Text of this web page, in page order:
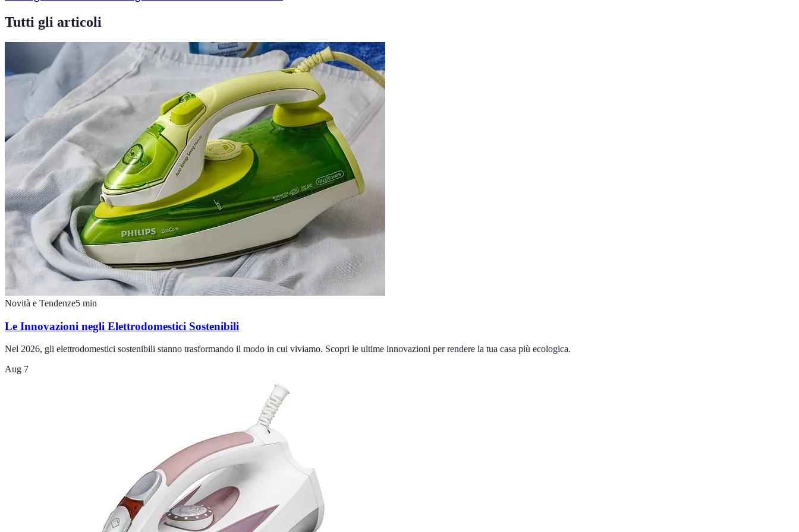
Tutti gli articoli
Novità e Tendenze5 min
Le Innovazioni negli Elettrodomestici Sostenibili
Nel 2026, gli elettrodomestici sostenibili stanno trasformando il modo in cui viviamo. Scopri le ultime innovazioni per rendere la tua casa più ecologica.
Aug 7